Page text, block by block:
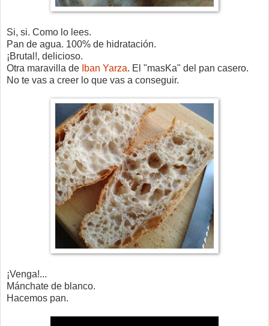
Si, si. Como lo lees.
Pan de agua. 100% de hidratación.
¡Brutal!, delicioso.
Otra maravilla de Iban Yarza. El "masKa" del pan casero.
No te vas a creer lo que vas a conseguir.
¡Venga!...
Mánchate de blanco.
Hacemos pan.